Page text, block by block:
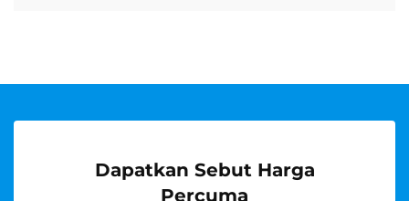
Dapatkan Sebut Harga
Percuma